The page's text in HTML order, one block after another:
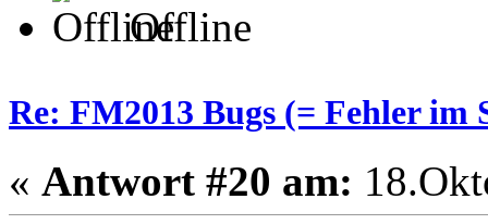
Offline
Re: FM2013 Bugs (= Fehler im
« Antwort #20 am: